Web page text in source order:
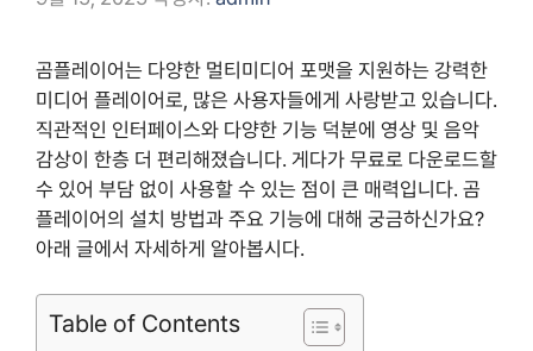
곰플레이어는 다양한 멀티미디어 포맷을 지원하는 강력한
미디어 플레이어로, 많은 사용자들에게 사랑받고 있습니다.
직관적인 인터페이스와 다양한 기능 덕분에 영상 및 음악
감상이 한층 더 편리해졌습니다. 게다가 무료로 다운로드할
수 있어 부담 없이 사용할 수 있는 점이 큰 매력입니다. 곰
플레이어의 설치 방법과 주요 기능에 대해 궁금하신가요?
아래 글에서 자세하게 알아봅시다.
Table of Contents